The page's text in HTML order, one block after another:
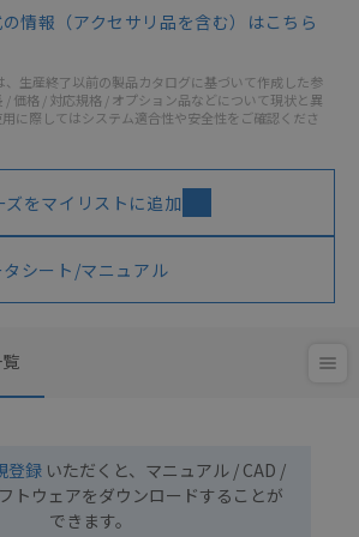
情報（アクセサリ品を含む）はこちら
生産終了以前の製品カタログに基づいて作成した参
価格 / 対応規格 / オプション品などについて現状と異
に際してはシステム適合性や安全性をご確認くださ
ズをマイリストに追加
シート/マニュアル
登録 いただくと、マニュアル / CAD /
トウェアをダウンロードすることが
できます。